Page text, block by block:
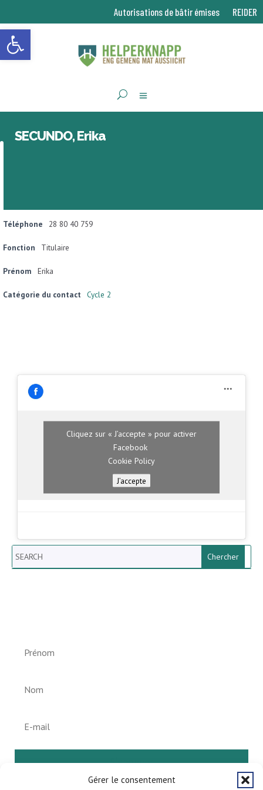
Ouvrir la barre d’outils
Gérer le consentement
Autorisations de bâtir émises REIDER
SECUNDO, Erika
Téléphone 28 80 40 759
Fonction Titulaire
Prénom Erika
Catégorie du contact Cycle 2
Cliquez sur « J’accepte » pour activer
Facebook
Cookie Policy
J’accepte
Search
S'abonner